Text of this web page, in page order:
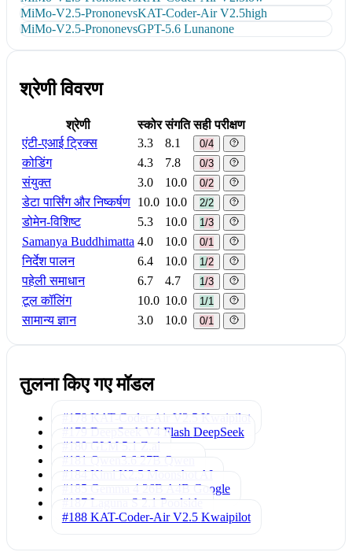
MiMo-V2.5-PrononevsKAT-Coder-Air V2.5high
MiMo-V2.5-PrononevsGPT-5.6 Lunanone
श्रेणी विवरण
श्रेणी स्कोर संगति सही परीक्षण
एंटी-एआई ट्रिक्स
3.3 8.1 0/4
कोडिंग 4.3 7.8 0/3
संयुक्त 3.0 10.0 0/2
डेटा पार्सिंग और निष्कर्षण 10.0 10.0 2/2
डोमेन-विशिष्ट 5.3 10.0 1/3
Samanya Buddhimatta 4.0 10.0 0/1
निर्देश पालन 6.4 10.0 1/2
पहेली समाधान 6.7 4.7 1/3
टूल कॉलिंग 10.0 10.0 1/1
सामान्य ज्ञान 3.0 10.0 0/1
तुलना किए गए मॉडल
#178 KAT-Coder-Air V2.5 Kwaipilot
#179 DeepSeek V4 Flash DeepSeek
#180 GLM 5.1 Z.ai
#181 Qwen3.6 27B Qwen
#184 Kimi K2.5 Moonshot AI
#185 Gemma 4 26B A4B Google
#187 Laguna S 2.1 Poolside
#188 KAT-Coder-Air V2.5 Kwaipilot